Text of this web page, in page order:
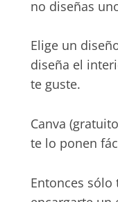
no diseñas
Elige un
diseña el
te guste.
Canva
te lo ponen
Entonces